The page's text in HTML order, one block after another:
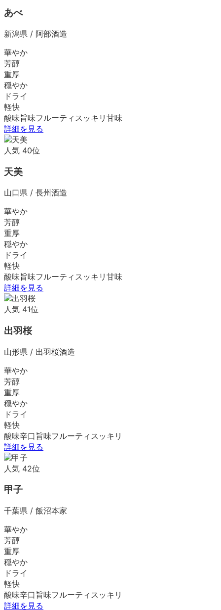
あべ
新潟県 / 阿部酒造
華やか
芳醇
重厚
穏やか
ドライ
軽快
酸味旨味フルーティ スッキリ 甘味
詳細を見る
人気 40位
天美
山口県 / 長州酒造
華やか
芳醇
重厚
穏やか
ドライ
軽快
酸味旨味フルーティ スッキリ 甘味
詳細を見る
人気 41位
出羽桜
山形県 / 出羽桜酒造
華やか
芳醇
重厚
穏やか
ドライ
軽快
酸味辛口 旨味フルーティ スッキリ
詳細を見る
人気 42位
甲子
千葉県 / 飯沼本家
華やか
芳醇
重厚
穏やか
ドライ
軽快
酸味辛口 旨味フルーティ スッキリ
詳細を見る